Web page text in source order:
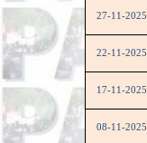
27-11-2025
22-11-2025
17-11-2025
08-11-2025